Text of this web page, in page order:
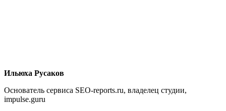
Ильюха Русаков
Основатель сервиса SEO-reports.ru, владелец студии,
impulse.guru